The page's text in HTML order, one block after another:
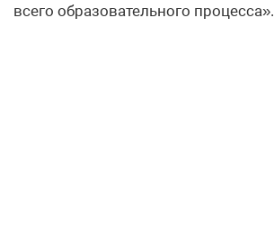
всего образовательного процесса».